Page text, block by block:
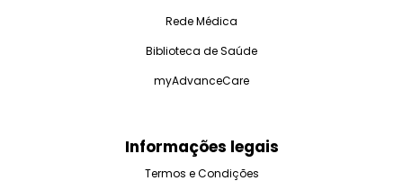
Rede Médica
Biblioteca de Saúde
myAdvanceCare
Informações legais
Termos e Condições